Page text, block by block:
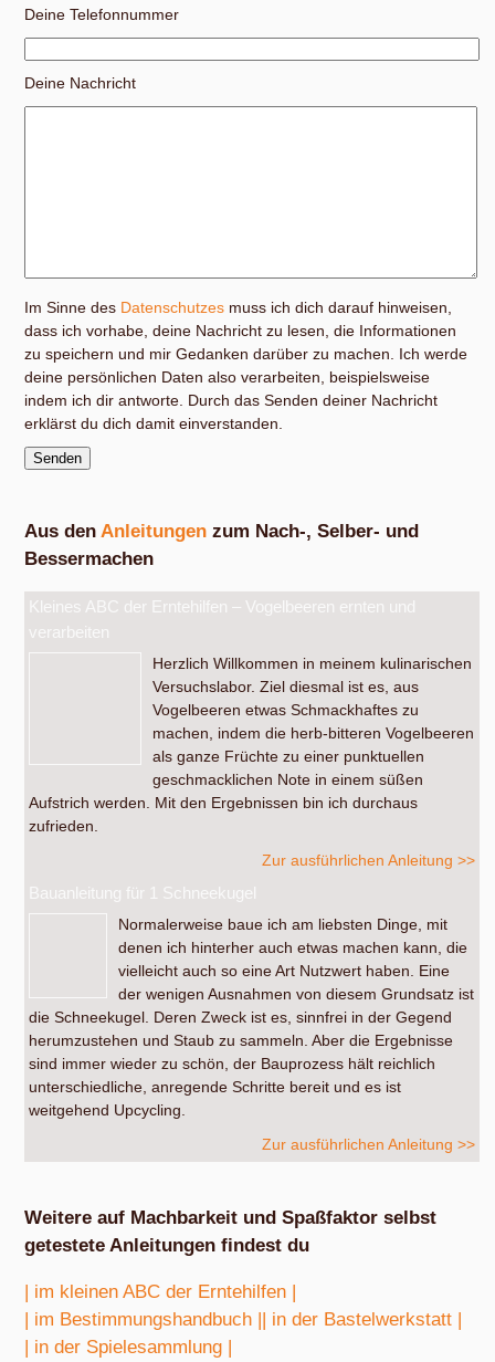
Deine Telefonnummer
Deine Nachricht
Im Sinne des Datenschutzes muss ich dich darauf hinweisen,
dass ich vorhabe, deine Nachricht zu lesen, die Informationen
zu speichern und mir Gedanken darüber zu machen. Ich werde
deine persönlichen Daten also verarbeiten, beispielsweise
indem ich dir antworte. Durch das Senden deiner Nachricht
erklärst du dich damit einverstanden.
Aus denAnleitungen zum Nach-, Selber- und
Bessermachen
Kleines ABC der Erntehilfen – Vogelbeeren ernten und
verarbeiten
Herzlich Willkommen in meinem kulinarischen
Versuchslabor. Ziel diesmal ist es, aus
Vogelbeeren etwas Schmackhaftes zu
machen, indem die herb-bitteren Vogelbeeren
als ganze Früchte zu einer punktuellen
geschmacklichen Note in einem süßen
Aufstrich werden. Mit den Ergebnissen bin ich durchaus
zufrieden.
Zur ausführlichen Anleitung >>
Bauanleitung für 1 Schneekugel
Normalerweise baue ich am liebsten Dinge, mit
denen ich hinterher auch etwas machen kann, die
vielleicht auch so eine Art Nutzwert haben. Eine
der wenigen Ausnahmen von diesem Grundsatz ist
die Schneekugel. Deren Zweck ist es, sinnfrei in der Gegend
herumzustehen und Staub zu sammeln. Aber die Ergebnisse
sind immer wieder zu schön, der Bauprozess hält reichlich
unterschiedliche, anregende Schritte bereit und es ist
weitgehend Upcycling.
Zur ausführlichen Anleitung >>
Weitere auf Machbarkeit und Spaßfaktor selbst
getestete Anleitungen findest du
| im kleinen ABC der Erntehilfen |
| im Bestimmungshandbuch || in der Bastelwerkstatt |
| in der Spielesammlung |